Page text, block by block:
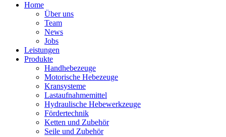
Home
Über uns
Team
News
Jobs
Leistungen
Produkte
Handhebezeuge
Motorische Hebezeuge
Kransysteme
Lastaufnahmemittel
Hydraulische Hebewerkzeuge
Fördertechnik
Ketten und Zubehör
Seile und Zubehör